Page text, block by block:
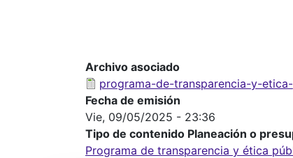
Archivo asociado
programa-de-transparencia-y-
Fecha de emisión
Vie, 09/05/2025 - 23:36
Tipo de contenido Planeación o
Programa de transparencia y ética